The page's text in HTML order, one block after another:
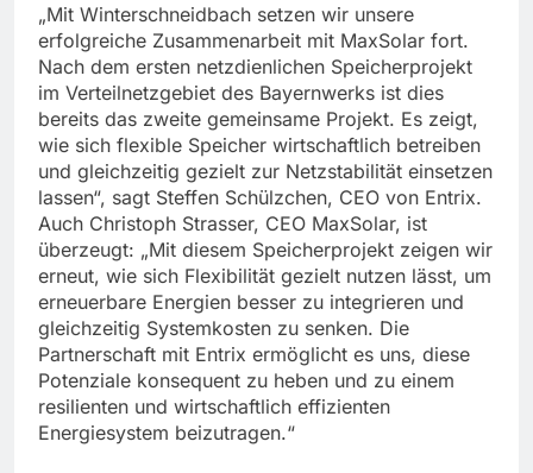
„Mit Winterschneidbach setzen wir unsere
erfolgreiche Zusammenarbeit mit MaxSolar fort.
Nach dem ersten netzdienlichen Speicherprojekt
im Verteilnetzgebiet des Bayernwerks ist dies
bereits das zweite gemeinsame Projekt. Es zeigt,
wie sich flexible Speicher wirtschaftlich betreiben
und gleichzeitig gezielt zur Netzstabilität einsetzen
lassen“, sagt Steffen Schülzchen, CEO von Entrix.
Auch Christoph Strasser, CEO MaxSolar, ist
überzeugt: „Mit diesem Speicherprojekt zeigen wir
erneut, wie sich Flexibilität gezielt nutzen lässt, um
erneuerbare Energien besser zu integrieren und
gleichzeitig Systemkosten zu senken. Die
Partnerschaft mit Entrix ermöglicht es uns, diese
Potenziale konsequent zu heben und zu einem
resilienten und wirtschaftlich effizienten
Energiesystem beizutragen.“